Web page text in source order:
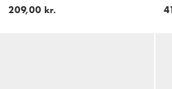
209,00 kr.